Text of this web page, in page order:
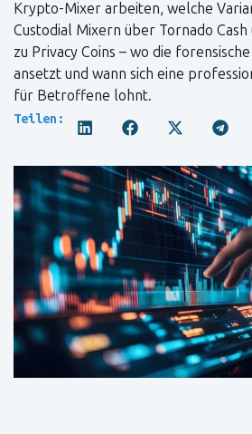
Krypto-Mixer arbeiten, welche
Custodial Mixern über Tornado Cash
zu Privacy Coins – wo die
ansetzt und wann sich eine
für Betroffene lohnt.
Teilen: